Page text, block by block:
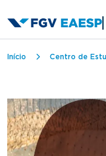
Trilha de
Início Centro de